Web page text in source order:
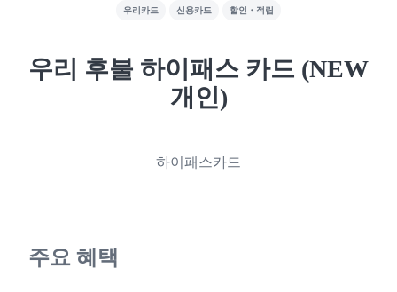
우리카드 신용카드 할인・적립
우리 후불 하이패스 카드 (NEW
개인)
하이패스카드
주요 혜택